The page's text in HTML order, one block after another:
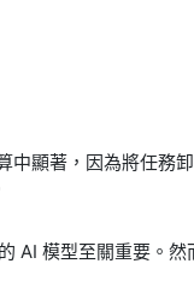
中顯著，因為將任務
AI 模型至關重要。然